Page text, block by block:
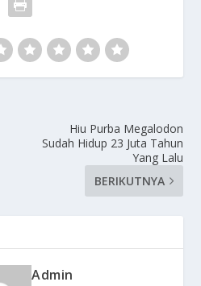
Hiu Purba Megalodon
Sudah Hidup 23 Juta Tahun
Yang Lalu
BERIKUTNYA
Admin